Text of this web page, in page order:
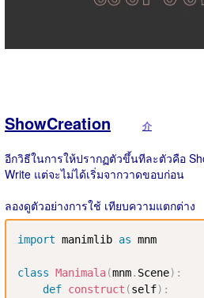
ShowCreation 介
อีกวิธีในการให้ปรากฏตัวขึ้นทีละตัวคือ
Write แต่จะไม่ได้เริ่มจากวาดขอบก่อน
ลองดูตัวอย่างการใช้ เทียบความแตกต่าง
import manimlib as mnm
class Manimala(mnm. Scene) :
def construct (self) :